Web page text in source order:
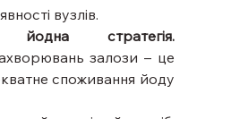
вузлів.
йодна стратегія.
залози – це
споживання йоду